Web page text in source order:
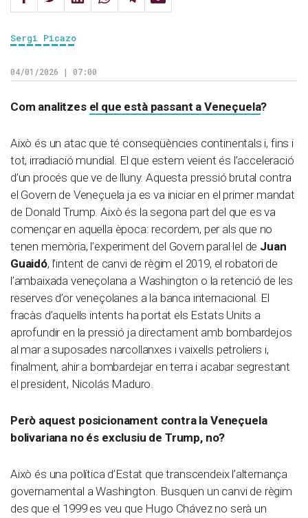
Sergi Picazo
04/01/2026 | 07:00
Com analitzes el que està passant a Veneçuela?
Això és un atac que té conseqüències continentals i, fins i
tot, irradiació mundial. El que estem veient és l’acceleració
d’un procés que ve de lluny. Aquesta pressió brutal contra
el Govern de Veneçuela ja es va iniciar en el primer mandat
de Donald Trump. Això és la segona part del que es va
començar en aquella època: recordem, per als que no
tenen memòria, l’experiment del Govern paral·lel de Juan
Guaidó, l’intent de canvi de règim el 2019, el robatori de
l’ambaixada veneçolana a Washington o la retenció de les
reserves d’or veneçolanes a la banca internacional. El
fracàs d’aquells intents ha portat els Estats Units a
aprofundir en la pressió ja directament amb bombardejos
al mar a suposades narcollanxes i vaixells petroliers i,
finalment, ahir a bombardejar en terra i acabar segrestant
el president, Nicolás Maduro.
Però aquest posicionament contra la Veneçuela
bolivariana no és exclusiu de Trump, no?
Això és una política d’Estat que transcendeix l’alternança
governamental a Washington. Busquen un canvi de règim
des que el 1999 es veu que Hugo Chávez no serà un